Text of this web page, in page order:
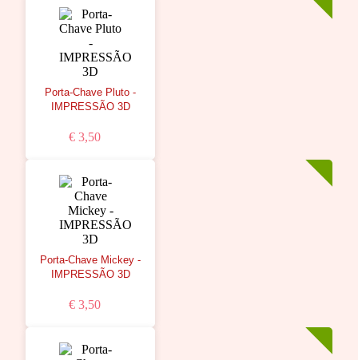
Porta-Chave Pluto -
IMPRESSÃO 3D
€ 3,50
Porta-Chave Mickey -
IMPRESSÃO 3D
€ 3,50